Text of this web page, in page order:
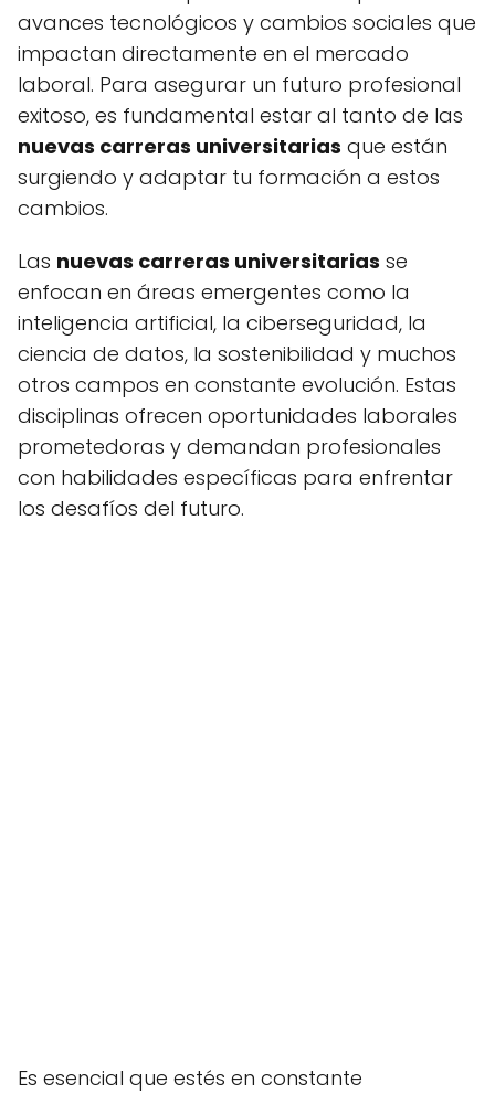
avances tecnológicos y cambios sociales que
impactan directamente en el mercado
laboral. Para asegurar un futuro profesional
exitoso, es fundamental estar al tanto de las
nuevas carreras universitarias que están
surgiendo y adaptar tu formación a estos
cambios.
Las nuevas carreras universitarias se
enfocan en áreas emergentes como la
inteligencia artificial, la ciberseguridad, la
ciencia de datos, la sostenibilidad y muchos
otros campos en constante evolución. Estas
disciplinas ofrecen oportunidades laborales
prometedoras y demandan profesionales
con habilidades específicas para enfrentar
los desafíos del futuro.
Es esencial que estés en constante